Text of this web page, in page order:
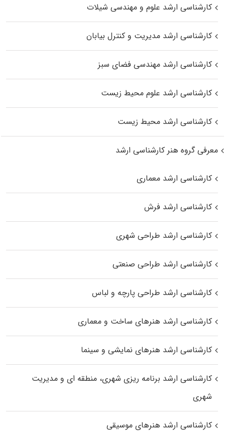
کارشناسی ارشد علوم و مهندسی شیلات
کارشناسی ارشد مدیریت و کنترل بیابان
کارشناسی ارشد مهندسی فضای سبز
کارشناسی ارشد علوم محیط‌ زیست
کارشناسی ارشد محیط زیست
معرفی گروه هنر کارشناسی ارشد
کارشناسی ارشد معماری
کارشناسی ارشد فرش
کارشناسی ارشد طراحی شهری
کارشناسی ارشد طراحی صنعتی
کارشناسی ارشد طراحی پارچه و لباس
کارشناسی ارشد هنرهای ساخت و معماری
کارشناسی ارشد هنرهای نمایشی و سینما
کارشناسی ارشد برنامه ریزی شهری، منطقه‌ ای و مدیریت
شهری
کارشناسی ارشد هنرهای موسیقی